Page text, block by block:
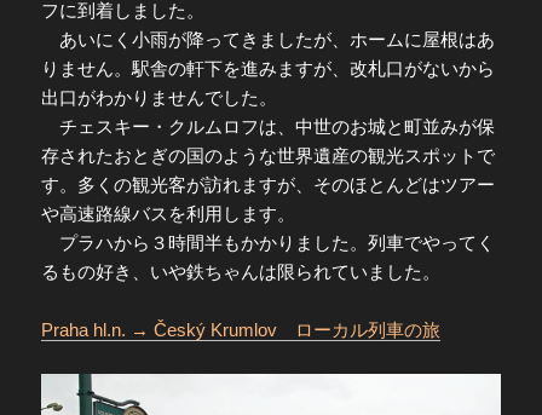
フに到着しました。
あいにく小雨が降ってきましたが、ホームに屋根はあ
りません。駅舎の軒下を進みますが、改札口がないから
出口がわかりませんでした。
チェスキー・クルムロフは、中世のお城と町並みが保
存されたおとぎの国のような世界遺産の観光スポットで
す。多くの観光客が訪れますが、そのほとんどはツアー
や高速路線バスを利用します。
プラハから３時間半もかかりました。列車でやってく
るもの好き、いや鉄ちゃんは限られていました。
Praha hl.n. → Český Krumlov ローカル列車の旅